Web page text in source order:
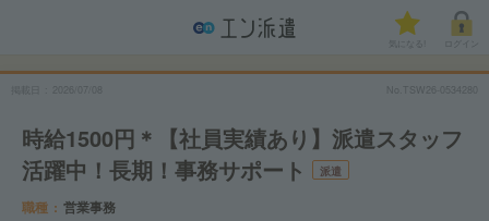
気になる!
No.TSW26-0534280
時給1500円＊【社員実績あり】派遣スタッフ
活躍中！長期！事務サポート
派遣
職種
営業事務